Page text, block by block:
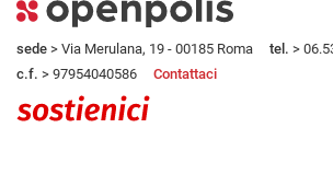
sede > Via Merulana, 19 - 00185 Roma tel. >
c.f. > 97954040586 Contattaci